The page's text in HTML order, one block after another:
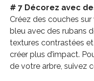
# 7 Décorez avec
Créez des couches
bleu avec des rubans
textures contrastées
créer plus d’impact.
de votre arbre, suivez